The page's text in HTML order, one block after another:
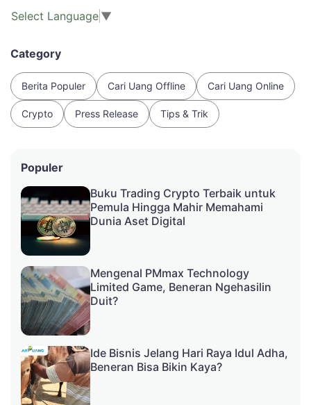
Select Language ▼
Category
Berita Populer Cari Uang Offline Cari Uang Online
Crypto Press Release Tips & Trik
Populer
Buku Trading Crypto Terbaik untuk
Pemula Hingga Mahir Memahami
Dunia Aset Digital
Mengenal PMmax Technology
Limited Game, Beneran Ngehasilin
Duit?
Ide Bisnis Jelang Hari Raya Idul Adha,
Beneran Bisa Bikin Kaya?